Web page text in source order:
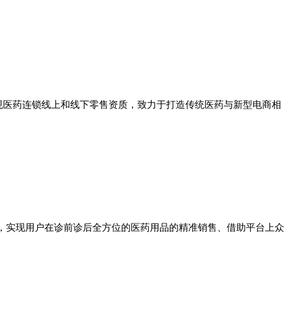
药连锁线上和线下零售资质，致力于打造传统医药与新型电商相
现用户在诊前诊后全方位的医药用品的精准销售、借助平台上众